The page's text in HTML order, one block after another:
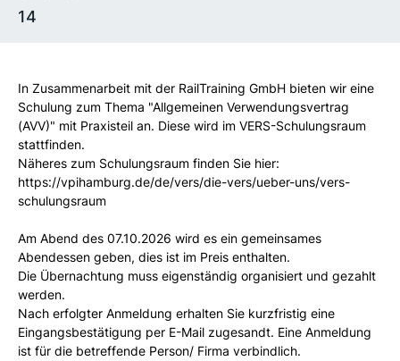
14
In Zusammenarbeit mit der RailTraining GmbH bieten wir eine
Schulung zum Thema "Allgemeinen Verwendungsvertrag
(AVV)" mit Praxisteil an. Diese wird im VERS-Schulungsraum
stattfinden.
Näheres zum Schulungsraum finden Sie hier:
https://vpihamburg.de/de/vers/die-vers/ueber-uns/vers-
schulungsraum
Am Abend des 07.10.2026 wird es ein gemeinsames
Abendessen geben, dies ist im Preis enthalten.
Die Übernachtung muss eigenständig organisiert und gezahlt
werden.
Nach erfolgter Anmeldung erhalten Sie kurzfristig eine
Eingangsbestätigung per E-Mail zugesandt. Eine Anmeldung
ist für die betreffende Person/ Firma verbindlich.